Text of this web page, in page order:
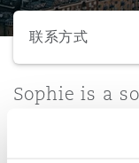
管法规与调查
尔本
德里 – 联营办公室
萨斯城
斯维加斯
塞尔多夫
丁堡
联系方式
联系方式
Sophie is a
experience